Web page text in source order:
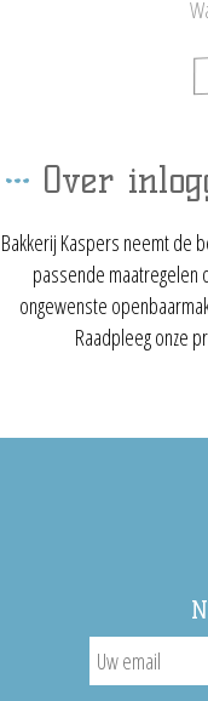
Over
Bakkerij Kaspers neemt de
passende maatregelen
ongewenste
Raadpleeg onze